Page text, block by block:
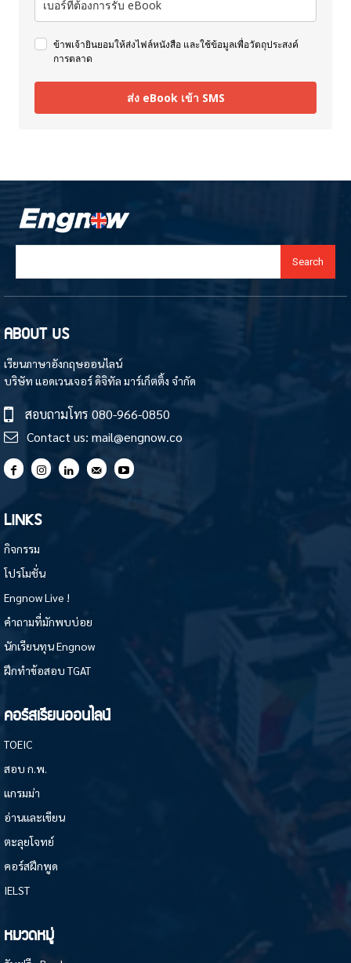
ข้าพเจ้ายินยอมให้ส่งไฟล์หนังสือ และใช้ข้อมูลเพื่อวัตถุประสงค์
การตลาด
ส่ง eBook เข้า SMS
Search
ABOUT US
เรียนภาษาอังกฤษออนไลน์
บริษัท แอดเวนเจอร์ ดิจิทัล มาร์เก็ตติ้ง จำกัด
สอบถามโทร 080-966-0850
Contact us: mail@engnow.co
LINKS
กิจกรรม
โปรโมชั่น
Engnow Live !
คำถามที่มักพบบ่อย
นักเรียนทุน Engnow
ฝึกทำข้อสอบ TGAT
คอร์สเรียนออนไลน์
TOEIC
สอบ ก.พ.
แกรมม่า
อ่านและเขียน
ตะลุยโจทย์
คอร์สฝึกพูด
IELST
หมวดหมู่